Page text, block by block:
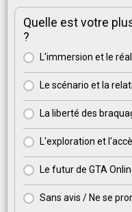
Quelle est votre
?
L'immersion et le
Le scénario et la
La liberté des
L'exploration et
Le futur de GTA
Sans avis / Ne se